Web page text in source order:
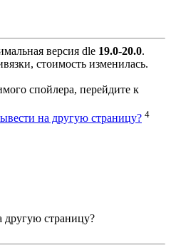
версия dle 19.0-20.0.
стоимость изменилась.
спойлера, перейдите к
на другую страницу? 4
другую страницу?